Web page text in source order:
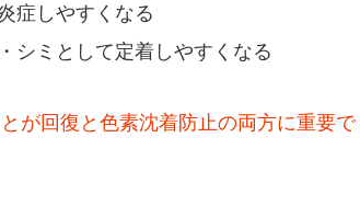
症しやすくなる
シミとして定着しやすくなる
が回復と色素沈着防止の両方に重要で